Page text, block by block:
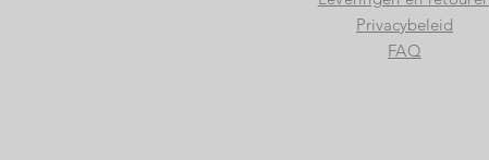
Privacybeleid
FAQ